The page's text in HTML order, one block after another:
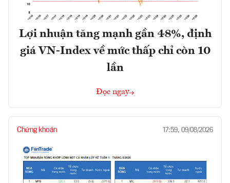
Lợi nhuận tăng mạnh gần 48%, định
giá VN-Index về mức thấp chỉ còn 10
lần
Đọc ngay
Chứng khoán 17:59, 09/08/2026